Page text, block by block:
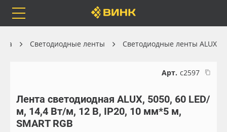
Каталог
Orafol
Весь каталог
Рулонные материалы
Светодиодные ленты Светодиодные ленты ALUX
Арт. с2597
Лента светодиодная ALUX, 5050, 60 LED/
м, 14,4 Вт/м, 12 В, IP20, 10 мм*5 м,
SMART RGB